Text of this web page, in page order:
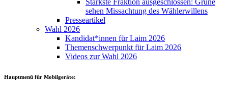
Stärkste Fraktion ausgeschlossen: Grüne
sehen Missachtung des Wählerwillens
Presseartikel
Wahl 2026
Kandidat*innen für Laim 2026
Themenschwerpunkt für Laim 2026
Videos zur Wahl 2026
Hauptmenü für Mobilgeräte: